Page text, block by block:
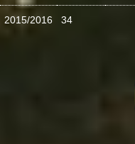
2015/2016 34